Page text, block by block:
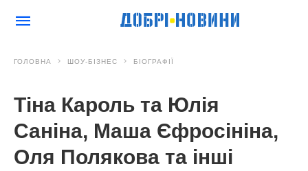
ГОЛОВНА ШОУ-БІЗНЕС БІОГРАФІЇ
Тіна Кароль та Юлія
Саніна, Маша Єфросініна,
Оля Полякова та інші